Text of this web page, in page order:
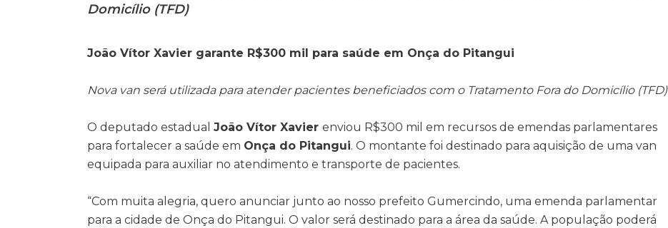
Domicílio (TFD)
João Vítor Xavier garante R$300 mil para saúde em Onça do Pitangui
Nova van será utilizada para atender pacientes beneficiados com o Tratamento Fora do Domicílio (TFD)
O deputado estadual João Vítor Xavier enviou R$300 mil em recursos de emendas parlamentares
para fortalecer a saúde em Onça do Pitangui. O montante foi destinado para aquisição de uma van
equipada para auxiliar no atendimento e transporte de pacientes.
“Com muita alegria, quero anunciar junto ao nosso prefeito Gumercindo, uma emenda parlamentar
para a cidade de Onça do Pitangui. O valor será destinado para a área da saúde. A população poderá